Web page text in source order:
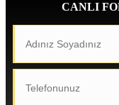
CANLI